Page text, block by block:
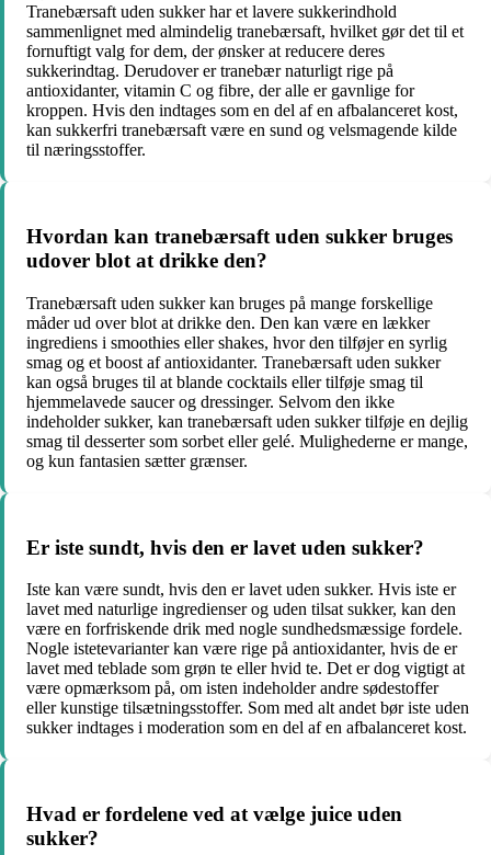
Tranebærsaft uden sukker har et lavere sukkerindhold
sammenlignet med almindelig tranebærsaft, hvilket gør det til et
fornuftigt valg for dem, der ønsker at reducere deres
sukkerindtag. Derudover er tranebær naturligt rige på
antioxidanter, vitamin C og fibre, der alle er gavnlige for
kroppen. Hvis den indtages som en del af en afbalanceret kost,
kan sukkerfri tranebærsaft være en sund og velsmagende kilde
til næringsstoffer.
Hvordan kan tranebærsaft uden sukker bruges
udover blot at drikke den?
Tranebærsaft uden sukker kan bruges på mange forskellige
måder ud over blot at drikke den. Den kan være en lækker
ingrediens i smoothies eller shakes, hvor den tilføjer en syrlig
smag og et boost af antioxidanter. Tranebærsaft uden sukker
kan også bruges til at blande cocktails eller tilføje smag til
hjemmelavede saucer og dressinger. Selvom den ikke
indeholder sukker, kan tranebærsaft uden sukker tilføje en dejlig
smag til desserter som sorbet eller gelé. Mulighederne er mange,
og kun fantasien sætter grænser.
Er iste sundt, hvis den er lavet uden sukker?
Iste kan være sundt, hvis den er lavet uden sukker. Hvis iste er
lavet med naturlige ingredienser og uden tilsat sukker, kan den
være en forfriskende drik med nogle sundhedsmæssige fordele.
Nogle istetevarianter kan være rige på antioxidanter, hvis de er
lavet med teblade som grøn te eller hvid te. Det er dog vigtigt at
være opmærksom på, om isten indeholder andre sødestoffer
eller kunstige tilsætningsstoffer. Som med alt andet bør iste uden
sukker indtages i moderation som en del af en afbalanceret kost.
Hvad er fordelene ved at vælge juice uden
sukker?